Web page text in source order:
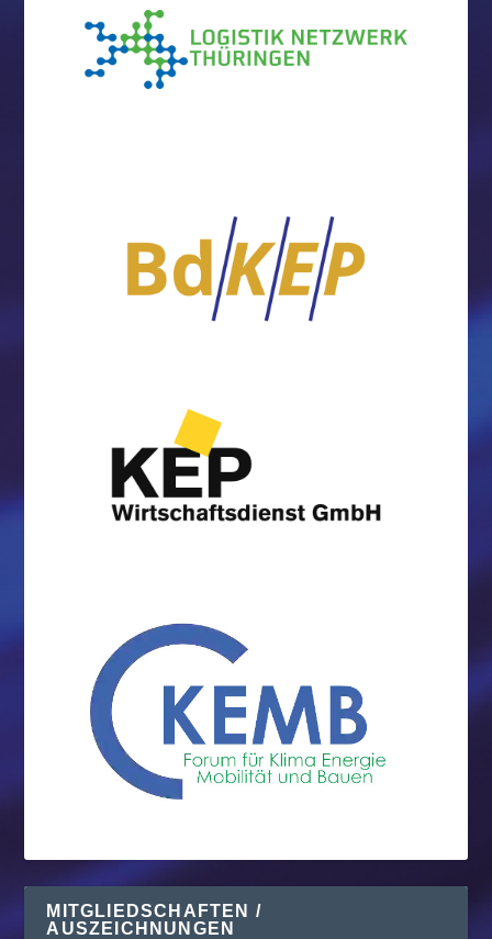
MITGLIEDSCHAFTEN /
AUSZEICHNUNGEN